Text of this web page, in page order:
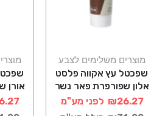
מוצרים משלימים לצבע
שפכטל עץ אקווה פלסט
אלון שפורפרת פאר נשר
₪26.27 לפני מע"מ
אורן